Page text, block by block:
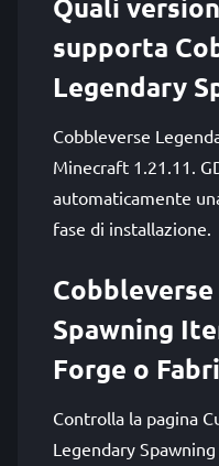
Quali
supporta
Legendary
Cobbleverse
Minecraft 1.21.11.
automaticamente
fase di installazione.
Spawning
Forge o
Controlla la pagina
Legendary